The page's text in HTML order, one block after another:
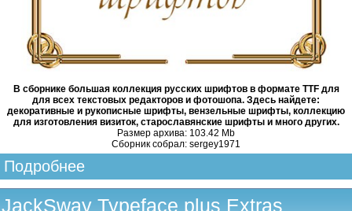
В сборнике большая коллекция русских шрифтов в формате TTF для
для всех текстовых редакторов и фотошопа. Здесь найдете:
декоративные и рукописные шрифты, вензельные шрифты, коллекцию
для изготовления визиток, старославянские шрифты и много других.
Размер архива: 103.42 Mb
Сборник собрал: sergey1971
Подробнее
JackSway Typeface plus Extras